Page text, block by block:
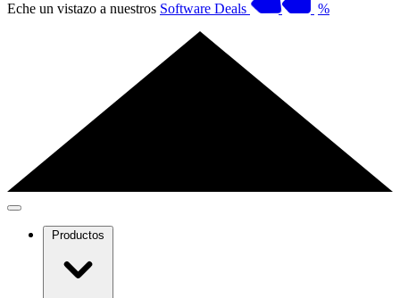
Eche un vistazo a nuestros Software Deals %
Productos